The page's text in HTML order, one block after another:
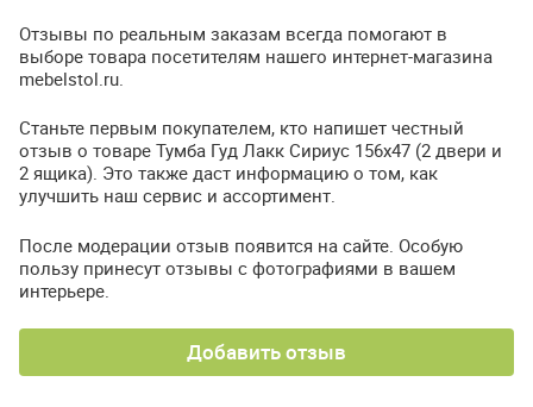
Отзывы по реальным заказам всегда помогают в
выборе товара посетителям нашего интернет-магазина
mebelstol.ru.
Станьте первым покупателем, кто напишет честный
отзыв о товаре Тумба Гуд Лакк Сириус 156х47 (2 двери и
2 ящика). Это также даст информацию о том, как
улучшить наш сервис и ассортимент.
После модерации отзыв появится на сайте. Особую
пользу принесут отзывы с фотографиями в вашем
интерьере.
Добавить отзыв